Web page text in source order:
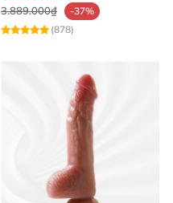
3.889.000₫
-37%
(878)